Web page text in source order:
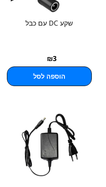
שקע DC עם כבל
₪3
הוספה לסל